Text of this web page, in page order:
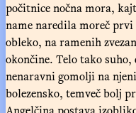
počitnice nočna mora,
name naredila moreč
obleko, na ramenih
okončine. Telo tako
nenaravni gomolji na
bolezensko, temveč bolj